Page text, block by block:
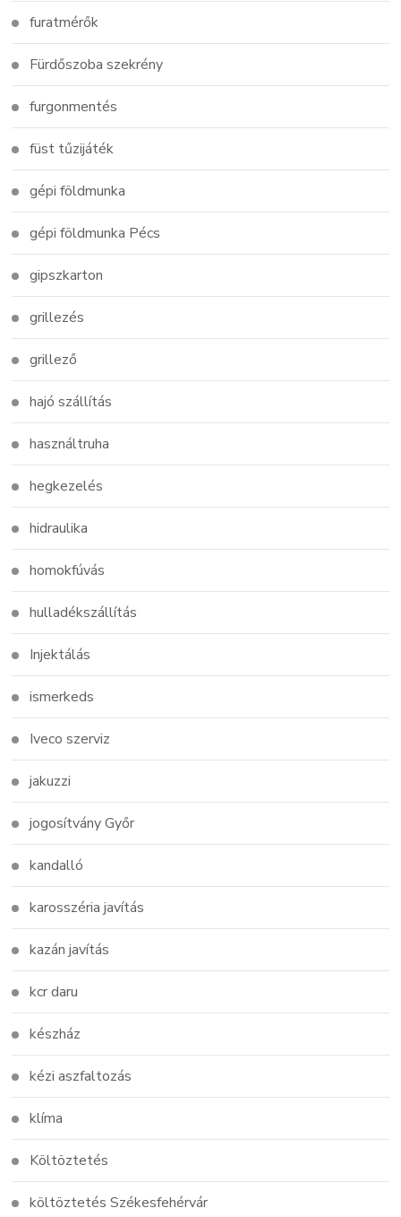
furatmérők
Fürdőszoba szekrény
furgonmentés
füst tűzijáték
gépi földmunka
gépi földmunka Pécs
gipszkarton
grillezés
grillező
hajó szállítás
használtruha
hegkezelés
hidraulika
homokfúvás
hulladékszállítás
Injektálás
ismerkeds
Iveco szerviz
jakuzzi
jogosítvány Győr
kandalló
karosszéria javítás
kazán javítás
kcr daru
készház
kézi aszfaltozás
klíma
Költöztetés
költöztetés Székesfehérvár